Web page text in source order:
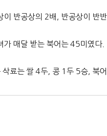
이 반공상의 2배, 반공상이 반
가 매달 받는 북어는 45미였다.
삭료는 쌀 4두, 콩 1두 5승, 북